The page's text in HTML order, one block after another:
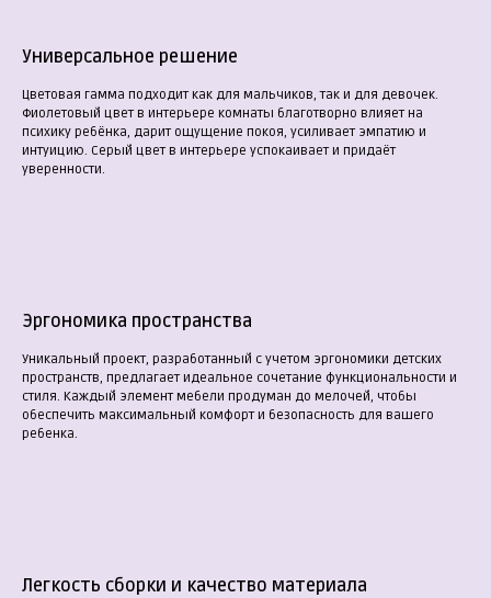
Универсальное решение
Цветовая гамма подходит как для мальчиков, так и для девочек.
Фиолетовый цвет в интерьере комнаты благотворно влияет на
психику ребёнка, дарит ощущение покоя, усиливает эмпатию и
интуицию. Серый цвет в интерьере успокаивает и придаёт
уверенности.
Эргономика пространства
Уникальный проект, разработанный с учетом эргономики детских
пространств, предлагает идеальное сочетание функциональности и
стиля. Каждый элемент мебели продуман до мелочей, чтобы
обеспечить максимальный комфорт и безопасность для вашего
ребенка.
Легкость сборки и качество материала